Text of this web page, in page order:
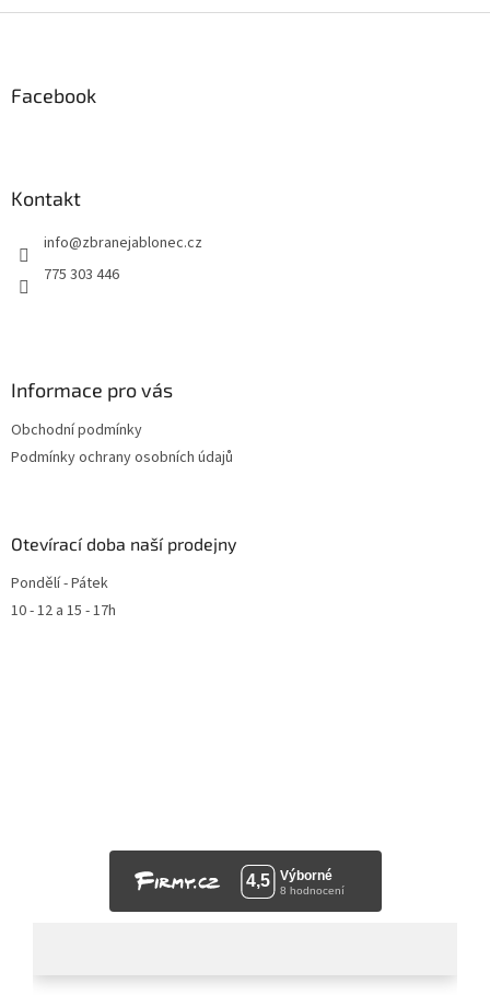
Facebook
Kontakt
info@zbranejablonec.cz
775 303 446
Informace pro vás
Obchodní podmínky
Podmínky ochrany osobních údajů
Otevírací doba naší prodejny
Pondělí - Pátek
10 - 12 a 15 - 17h